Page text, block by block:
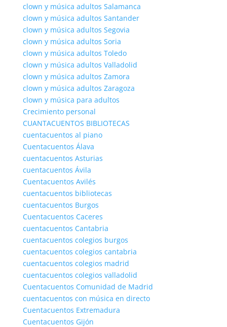
clown y música adultos Salamanca
clown y música adultos Santander
clown y música adultos Segovia
clown y música adultos Soria
clown y música adultos Toledo
clown y música adultos Valladolid
clown y música adultos Zamora
clown y música adultos Zaragoza
clown y música para adultos
Crecimiento personal
CUANTACUENTOS BIBLIOTECAS
cuentacuentos al piano
Cuentacuentos Álava
cuentacuentos Asturias
cuentacuentos Ávila
Cuentacuentos Avilés
cuentacuentos bibliotecas
cuentacuentos Burgos
Cuentacuentos Caceres
cuentacuentos Cantabria
cuentacuentos colegios burgos
cuentacuentos colegios cantabria
cuentacuentos colegios madrid
cuentacuentos colegios valladolid
Cuentacuentos Comunidad de Madrid
cuentacuentos con música en directo
Cuentacuentos Extremadura
Cuentacuentos Gijón